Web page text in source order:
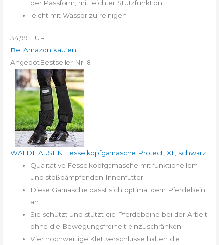
der Passform, mit leichter Stützfunktion...
leicht mit Wasser zu reinigen
34,99 EUR
Bei Amazon kaufen
AngebotBestseller Nr. 8
WALDHAUSEN Fesselkopfgamasche Protect, XL, schwarz
Qualitative Fesselkopfgamasche mit funktionellem
und stoßdämpfenden Innenfutter
Diese Gamasche passt sich optimal dem Pferdebein
an
Sie schützt und stützt die Pferdebeine bei der Arbeit
ohne die Bewegungsfreiheit einzuschränken
Vier hochwertige Klettverschlüsse halten die